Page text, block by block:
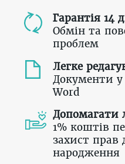
Гарантія 14
Обмін та
проблем
Легке
Документи
Word
Допомагати
1% коштів
захист прав
народження